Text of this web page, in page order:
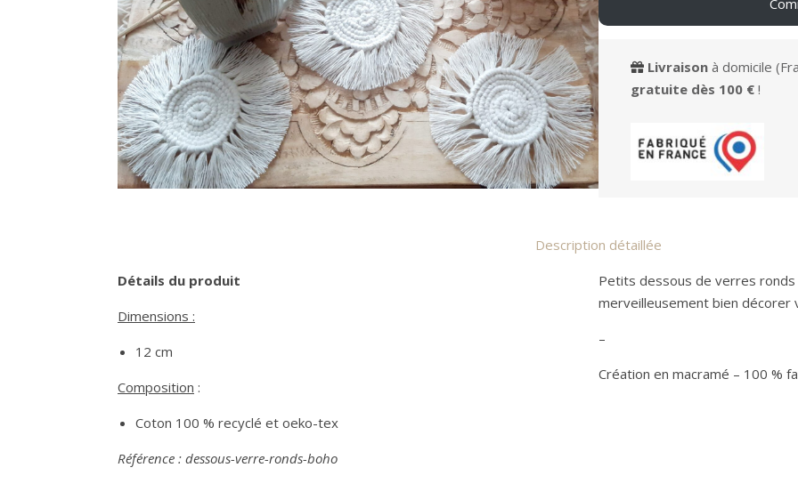
Livraisonà domicile
gratuite dès 100 €!
Description détaillée
Détails du produit
Dimensions :
12 cm
Composition :
Coton 100 % recyclé et oeko-tex
Référence : dessous-verre-ronds-boho
Petits dessous de verres ronds
merveilleusement bien décorer
–
Création en macramé – 100 %